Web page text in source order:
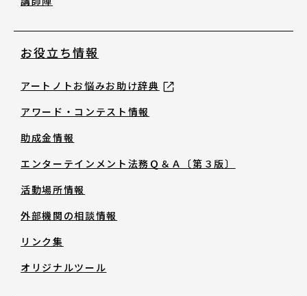
アートノトお悩みお助け辞典
アワード・コンテスト情報
助成金情報
版〕
活動場所情報
お役立ち情報
アートノトお悩みお助け辞典
アワード・コンテスト情報
助成金情報
エンターテインメント法務Ｑ＆Ａ〔第３版〕
活動場所情報
外部機関の相談情報
リンク集
オリジナルツール